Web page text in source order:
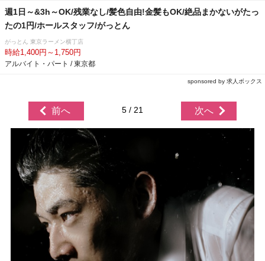
週1日～&3h～OK/残業なし/髪色自由!金髪もOK/絶品まかないがたっ
たの1円/ホールスタッフ/がっとん
がっとん 東京ラーメン横丁店
時給1,400円～1,750円
アルバイト・パート / 東京都
sponsored by 求人ボックス
前へ 5 / 21 次へ